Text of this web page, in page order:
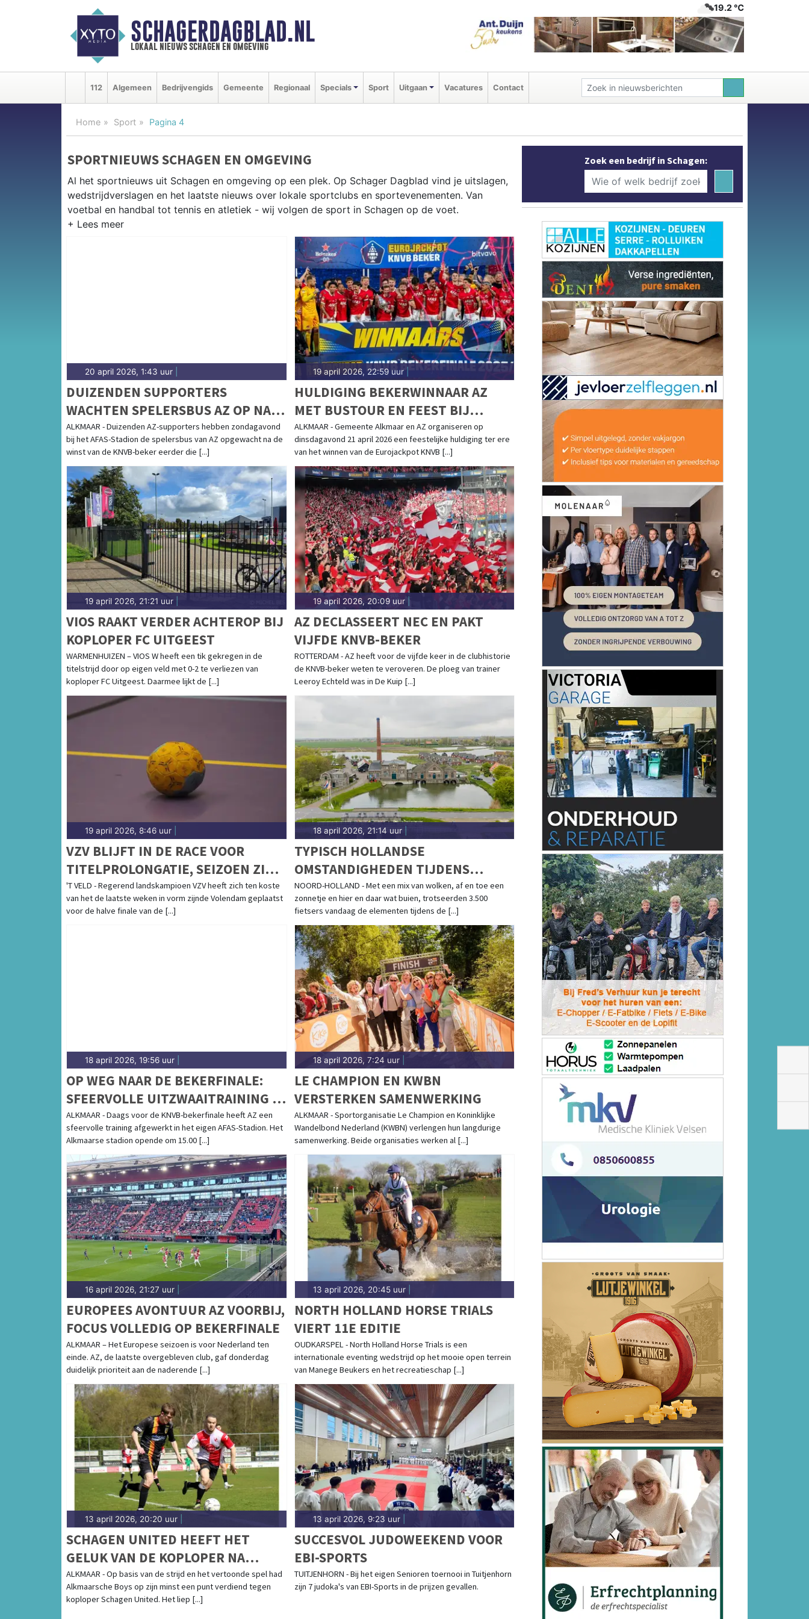
SCHAGERDAGBLAD.NL
lokaal nieuws schagen en omgeving
19.2 ℃
112 Algemeen Bedrijvengids Gemeente Regionaal Specials Sport Uitgaan Vacatures Contact
Home Sport Pagina 4
SPORTNIEUWS SCHAGEN EN OMGEVING
Al het sportnieuws uit Schagen en omgeving op een plek. Op Schager Dagblad vind je uitslagen,
wedstrijdverslagen en het laatste nieuws over lokale sportclubs en sportevenementen. Van
voetbal en handbal tot tennis en atletiek - wij volgen de sport in Schagen op de voet.
Van SV Schagen en VV Harenkarspel tot wielrennen door de polderwegen en paardrijden in het
Noord-Hollandse platteland — sport in Schagen past bij het agrarische karakter. Blijf op de
hoogte van alle sportieve uitslagen en prestaties in Schagen.
20 april 2026, 1:43 uur
DUIZENDEN SUPPORTERS
WACHTEN SPELERSBUS AZ OP NA
BEKERWINST
ALKMAAR - Duizenden AZ-supporters hebben zondagavond
bij het AFAS-Stadion de spelersbus van AZ opgewacht na de
winst van de KNVB-beker eerder die [...]
19 april 2026, 22:59 uur|
HULDIGING BEKERWINNAAR AZ
MET BUSTOUR EN FEEST BIJ
STADION
ALKMAAR - Gemeente Alkmaar en AZ organiseren op
dinsdagavond 21 april 2026 een feestelijke huldiging ter ere
van het winnen van de Eurojackpot KNVB [...]
19 april 2026, 21:21 uur
VIOS RAAKT VERDER ACHTEROP BIJ
KOPLOPER FC UITGEEST
WARMENHUIZEN – VIOS W heeft een tik gekregen in de
titelstrijd door op eigen veld met 0-2 te verliezen van
koploper FC Uitgeest. Daarmee lijkt de [...]
19 april 2026, 20:09 uur|
AZ DECLASSEERT NEC EN PAKT
VIJFDE KNVB-BEKER
ROTTERDAM - AZ heeft voor de vijfde keer in de clubhistorie
de KNVB-beker weten te veroveren. De ploeg van trainer
Leeroy Echteld was in De Kuip [...]
19 april 2026, 8:46 uur
VZV BLIJFT IN DE RACE VOOR
TITELPROLONGATIE, SEIZOEN ZIT
ER OP VOOR VOLENDAM
'T VELD - Regerend landskampioen VZV heeft zich ten koste
van het de laatste weken in vorm zijnde Volendam geplaatst
voor de halve finale van de [...]
18 april 2026, 21:14 uur|
TYPISCH HOLLANDSE
OMSTANDIGHEDEN TIJDENS
LENTEKLASSIEKER RONDE VAN
NOORD-HOLLAND
NOORD-HOLLAND - Met een mix van wolken, af en toe een
zonnetje en hier en daar wat buien, trotseerden 3.500
fietsers vandaag de elementen tijdens de [...]
18 april 2026, 19:56 uur
OP WEG NAAR DE BEKERFINALE:
SFEERVOLLE UITZWAAITRAINING IN
AFAS-STADION
ALKMAAR - Daags voor de KNVB-bekerfinale heeft AZ een
sfeervolle training afgewerkt in het eigen AFAS-Stadion. Het
Alkmaarse stadion opende om 15.00 [...]
18 april 2026, 7:24 uur|
LE CHAMPION EN KWBN
VERSTERKEN SAMENWERKING
ALKMAAR - Sportorganisatie Le Champion en Koninklijke
Wandelbond Nederland (KWBN) verlengen hun langdurige
samenwerking. Beide organisaties werken al [...]
16 april 2026, 21:27 uur
EUROPEES AVONTUUR AZ VOORBIJ,
FOCUS VOLLEDIG OP BEKERFINALE
ALKMAAR – Het Europese seizoen is voor Nederland ten
einde. AZ, de laatste overgebleven club, gaf donderdag
duidelijk prioriteit aan de naderende [...]
13 april 2026, 20:45 uur|
NORTH HOLLAND HORSE TRIALS
VIERT 11E EDITIE
OUDKARSPEL - North Holland Horse Trials is een
internationale eventing wedstrijd op het mooie open terrein
van Manege Beukers en het recreatieschap [...]
13 april 2026, 20:20 uur
SCHAGEN UNITED HEEFT HET
GELUK VAN DE KOPLOPER NA
ONTERECHTE RODE KAART VOOR
ALKMAARSCHE BOYS
ALKMAAR - Op basis van de strijd en het vertoonde spel had
Alkmaarsche Boys op zijn minst een punt verdiend tegen
koploper Schagen United. Het liep [...]
13 april 2026, 9:23 uur|
SUCCESVOL JUDOWEEKEND VOOR
EBI-SPORTS
TUITJENHORN - Bij het eigen Senioren toernooi in Tuitjenhorn
zijn 7 judoka's van EBI-Sports in de prijzen gevallen.
Zoek een bedrijf in Schagen: